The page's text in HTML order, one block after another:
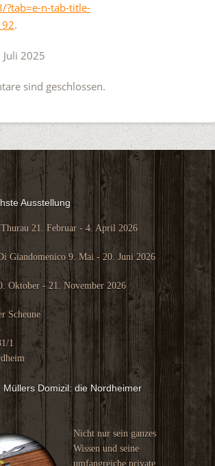
?tab=e-n-tab-title-
.
2025
sind geschlossen.
Ausstellung
21. Februar - 4. April 2026
Giandomenico 9. Mai - 20. Juni 2026
Oktober - 21. November 2026
Scheune
1
Müllers Domizil: die Nordheimer
Nicht nur sein ganzes
Wissen und seine
umfangreiche private